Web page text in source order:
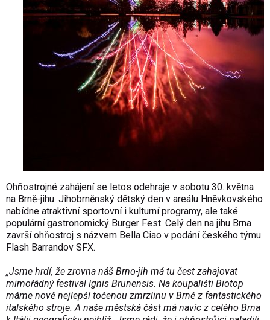
Ohňostrojné zahájení se letos odehraje v sobotu 30. května
na Brně-jihu. Jihobrněnský dětský den v areálu Hněvkovského
nabídne atraktivní sportovní i kulturní programy, ale také
populární gastronomický Burger Fest. Celý den na jihu Brna
završí ohňostroj s názvem Bella Ciao v podání českého týmu
Flash Barrandov SFX.
„Jsme hrdí, že zrovna náš Brno-jih má tu čest zahajovat
mimořádný festival Ignis Brunensis. Na koupališti Biotop
máme nově nejlepší točenou zmrzlinu v Brně z fantastického
italského stroje. A naše městská část má navíc z celého Brna